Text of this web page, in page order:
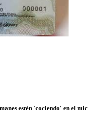
estén 'cociendo' en el